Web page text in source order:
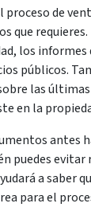
proceso de
que
los informes
públicos.
las
en la
antes
puedes evitar
a saber
para el